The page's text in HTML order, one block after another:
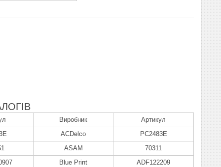
Виробник
Артикул
ACDelco
PC2483E
ASAM
70311
Blue Print
ADF122209